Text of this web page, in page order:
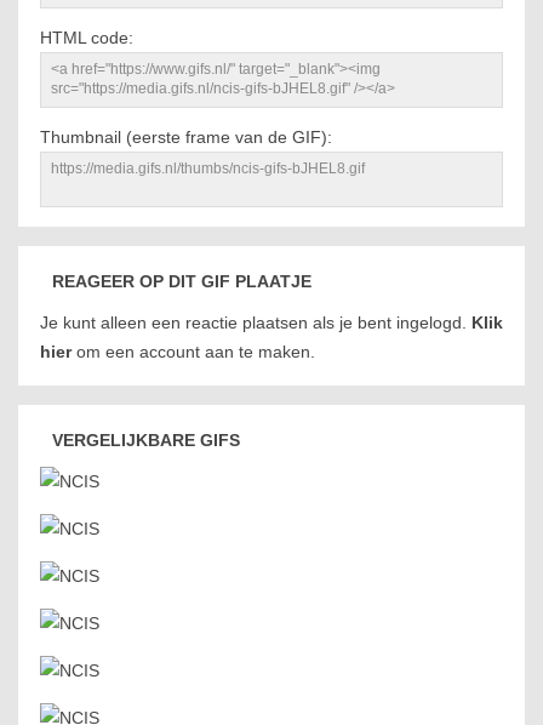
HTML code:
Thumbnail (eerste frame van de GIF):
REAGEER OP DIT GIF PLAATJE
Je kunt alleen een reactie plaatsen als je bent ingelogd. Klik
hierom een account aan te maken.
VERGELIJKBARE GIFS